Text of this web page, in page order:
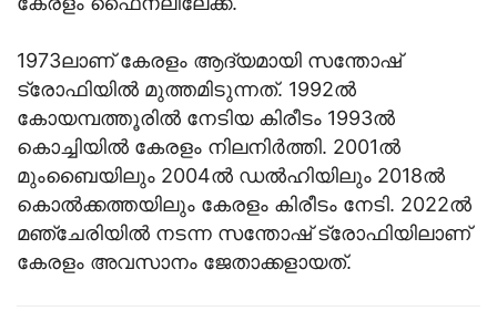
1973ലാണ് കേരളം ആദ്യമായി സന്തോഷ്
ട്രോഫിയില്‍ മുത്തമിടുന്നത്. 1992ല്‍
കോയമ്പത്തൂരിൽ നേടിയ കിരീടം 1993ൽ
കൊച്ചിയിൽ കേരളം നിലനിർത്തി. 2001ല്‍
മുംബൈയിലും 2004ല്‍ ഡല്‍ഹിയിലും 2018ല്‍
കൊല്‍ക്കത്തയിലും കേരളം കിരീടം നേടി. 2022ല്‍
മഞ്ചേരിയില്‍ നടന്ന സന്തോഷ് ട്രോഫിയിലാണ്
കേരളം അവസാനം ജേതാക്കളായത്.